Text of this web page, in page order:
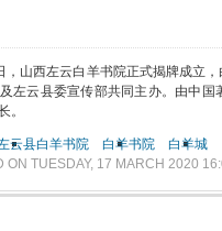
，山西左云白羊书院正式揭牌成立
左云县委宣传部共同主办。由中
。
云县白羊书院 白羊书院
白羊城
ON TUESDAY, 17 MARCH 2020